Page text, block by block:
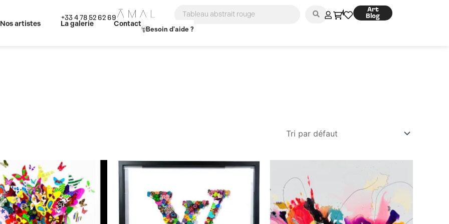
+33 4 78 52 62 69
Search
0
Art
Blog
Nos artistes La galerie Contact
Besoin d'aide ?